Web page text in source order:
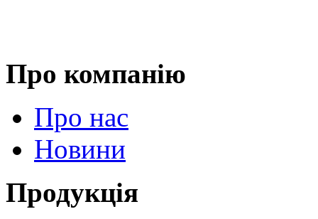
Про компанію
Про нас
Новини
Продукція